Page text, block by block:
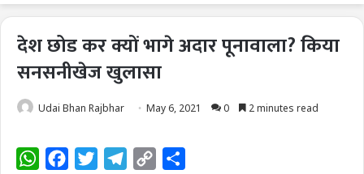
देश छोड कर क्यों भागे अदार पूनावाला? किया
सनसनीखेज खुलासा
Udai Bhan Rajbhar May 6, 2021 0 2 minutes read
W